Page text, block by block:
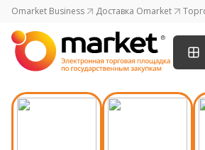
Omarket Business Доставка Omarket